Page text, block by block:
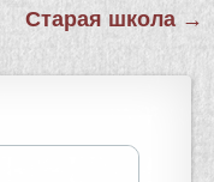
Старая школа →